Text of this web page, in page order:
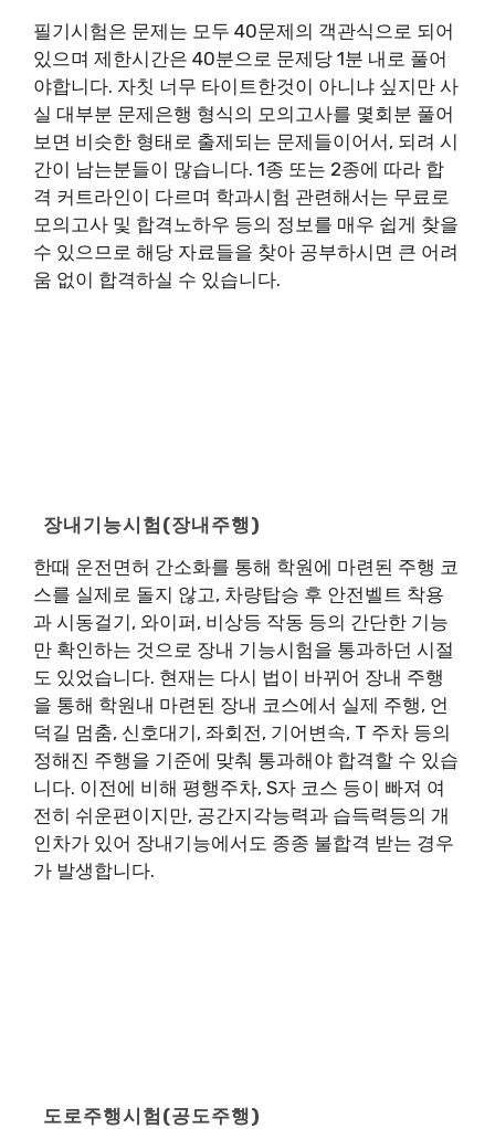
필기시험은 문제는 모두 40문제의 객관식으로 되어
있으며 제한시간은 40분으로 문제당 1분 내로 풀어
야합니다. 자칫 너무 타이트한것이 아니냐 싶지만 사
실 대부분 문제은행 형식의 모의고사를 몇회분 풀어
보면 비슷한 형태로 출제되는 문제들이어서, 되려 시
간이 남는분들이 많습니다. 1종 또는 2종에 따라 합
격 커트라인이 다르며 학과시험 관련해서는 무료로
모의고사 및 합격노하우 등의 정보를 매우 쉽게 찾을
수 있으므로 해당 자료들을 찾아 공부하시면 큰 어려
움 없이 합격하실 수 있습니다.
장내기능시험(장내주행)
한때 운전면허 간소화를 통해 학원에 마련된 주행 코
스를 실제로 돌지 않고, 차량탑승 후 안전벨트 착용
과 시동걸기, 와이퍼, 비상등 작동 등의 간단한 기능
만 확인하는 것으로 장내 기능시험을 통과하던 시절
도 있었습니다. 현재는 다시 법이 바뀌어 장내 주행
을 통해 학원내 마련된 장내 코스에서 실제 주행, 언
덕길 멈춤, 신호대기, 좌회전, 기어변속, T 주차 등의
정해진 주행을 기준에 맞춰 통과해야 합격할 수 있습
니다. 이전에 비해 평행주차, S자 코스 등이 빠져 여
전히 쉬운편이지만, 공간지각능력과 습득력등의 개
인차가 있어 장내기능에서도 종종 불합격 받는 경우
가 발생합니다.
도로주행시험(공도주행)